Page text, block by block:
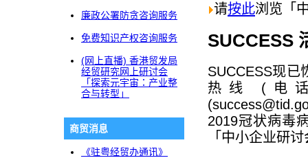
廉政公署防贪咨询服务
免费知识产权咨询服务
(网上直播) 香港贸发局
经贸研究网上研讨会
「探索元宇宙：产业整
合与转型」
商贸消息
《驻粤经贸办通讯》
请按此浏览「
SUCCESS
SUCCESS现已
热线 (电话
2019冠状病毒
「中小企业研